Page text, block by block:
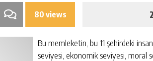
80 views
Bu memleketin, bu 11 şehirdeki
seviyesi, ekonomik seviyesi, moral